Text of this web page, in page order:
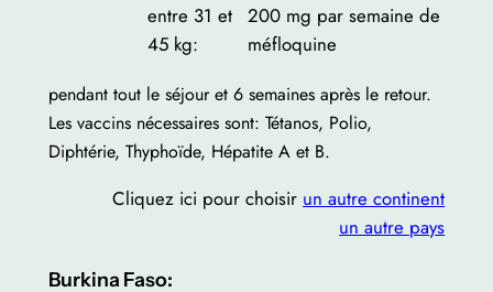
entre 31 et
45 kg:
200 mg par semaine de
méfloquine
pendant tout le séjour et 6 semaines après le retour.
Les vaccins nécessaires sont: Tétanos, Polio,
Diphtérie, Thyphoïde, Hépatite A et B.
Cliquez ici pour choisir un autre continent
un autre pays
Burkina Faso: